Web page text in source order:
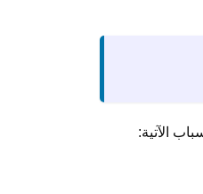
الآتية: